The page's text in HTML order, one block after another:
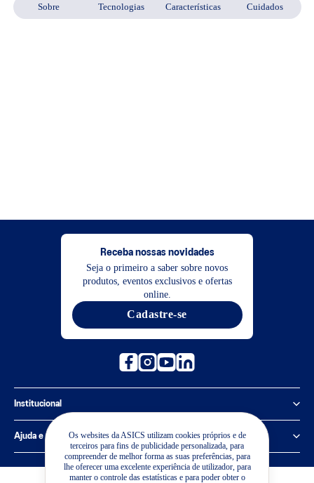
Os websites da ASICS utilizam cookies próprios e de
terceiros para fins de publicidade personalizada, para
compreender de melhor forma as suas preferências, para
lhe oferecer uma excelente experiência de utilizador, para
manter o controle das estatísticas e para poder obter o
Sobre Tecnologias Características Cuidados
Receba nossas novidades
Seja o primeiro a saber sobre novos
produtos, eventos exclusivos e ofertas
online.
Cadastre-se
Institucional
Política de Privacidade
Sobre a ASICS
Ajuda e suporte
Central de Relacionamento